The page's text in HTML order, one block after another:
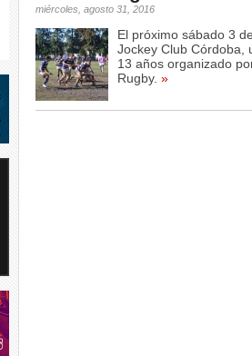
miércoles, agosto 31, 2016
El próximo sábado 3
Jockey Club Córdoba,
13 años organizado
Rugby. »